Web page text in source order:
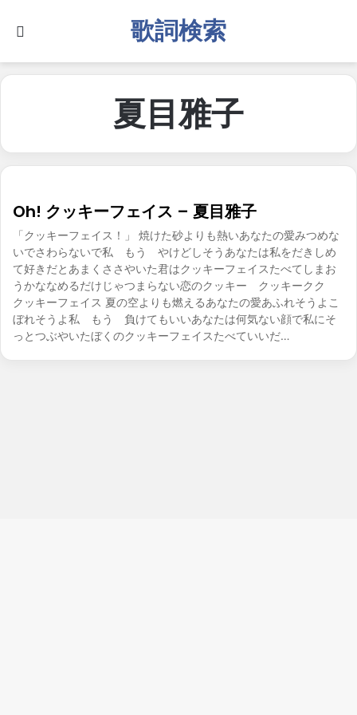
歌詞検索
夏目雅子
Oh! クッキーフェイス – 夏目雅子
「クッキーフェイス！」 焼けた砂よりも熱いあなたの愛みつめな
いでさわらないで私 もう やけどしそうあなたは私をだきしめ
て好きだとあまくささやいた君はクッキーフェイスたべてしまお
うかななめるだけじゃつまらない恋のクッキー クッキークク
クッキーフェイス 夏の空よりも燃えるあなたの愛あふれそうよこ
ぼれそうよ私 もう 負けてもいいあなたは何気ない顔で私にそ
っとつぶやいたぼくのクッキーフェイスたべていいだ…